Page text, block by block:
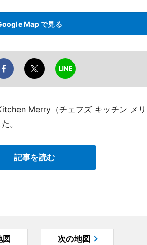
Map で見る
Merry（チェフズ キッチン メ
。
記事を読む
図 次の地図